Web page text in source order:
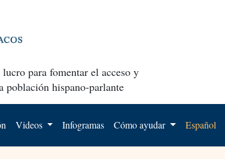
para fomentar el acceso y
población hispano-parlante
Videos Infogramas Cómo ayudar Español